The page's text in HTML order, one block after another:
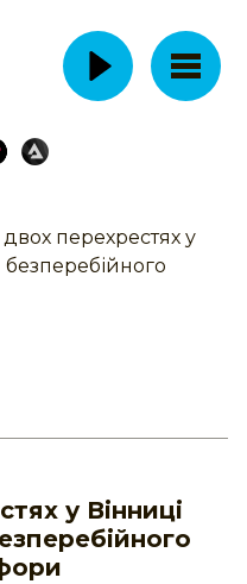
перехрестях у
у Вінниці